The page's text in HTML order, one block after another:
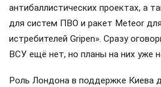
антибаллистических проектах, а
для систем ПВО и ракет Meteor
истребителей Gripen». Сразу
ВСУ ещё нет, но планы на них уже
Роль Лондона в поддержке Киева